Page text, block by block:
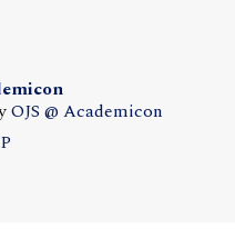
OJS @ Academicon